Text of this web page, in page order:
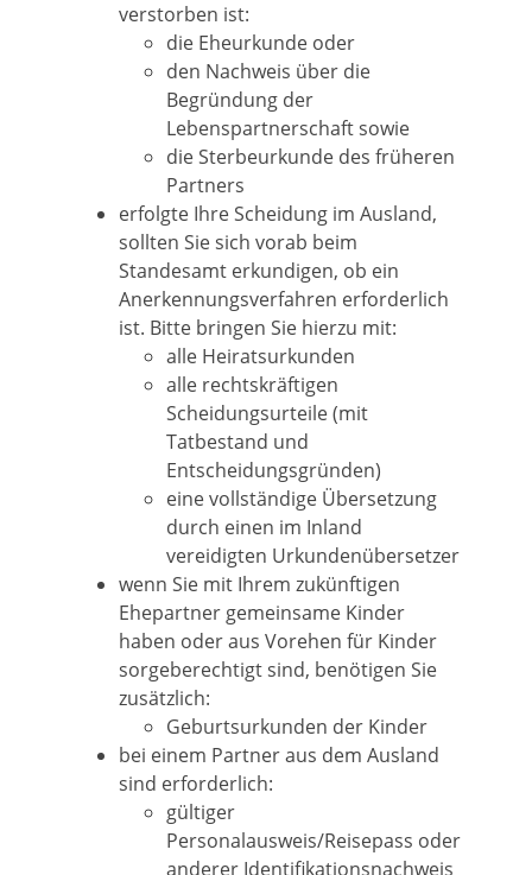
verstorben ist:
die Eheurkunde oder
den Nachweis über die
Begründung der
Lebenspartnerschaft sowie
die Sterbeurkunde des früheren
Partners
erfolgte Ihre Scheidung im Ausland,
sollten Sie sich vorab beim
Standesamt erkundigen, ob ein
Anerkennungsverfahren erforderlich
ist. Bitte bringen Sie hierzu mit:
alle Heiratsurkunden
alle rechtskräftigen
Scheidungsurteile (mit
Tatbestand und
Entscheidungsgründen)
eine vollständige Übersetzung
durch einen im Inland
vereidigten Urkundenübersetzer
wenn Sie mit Ihrem zukünftigen
Ehepartner gemeinsame Kinder
haben oder aus Vorehen für Kinder
sorgeberechtigt sind, benötigen Sie
zusätzlich:
​​​​​​​Geburtsurkunden der Kinder
bei einem Partner aus dem Ausland
sind erforderlich:
​​​​​​gültiger
Personalausweis/Reisepass oder
anderer Identifikationsnachweis